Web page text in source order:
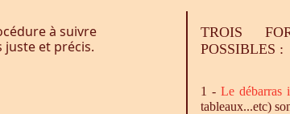
à suivre
et précis.
TROIS
POSSIBLES :
1 -Ledébarras
tableaux...etc)